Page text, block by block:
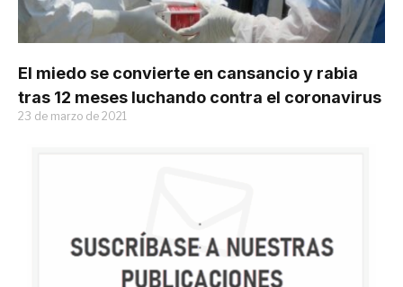
El miedo se convierte en cansancio y rabia
tras 12 meses luchando contra el coronavirus
23 de marzo de 2021